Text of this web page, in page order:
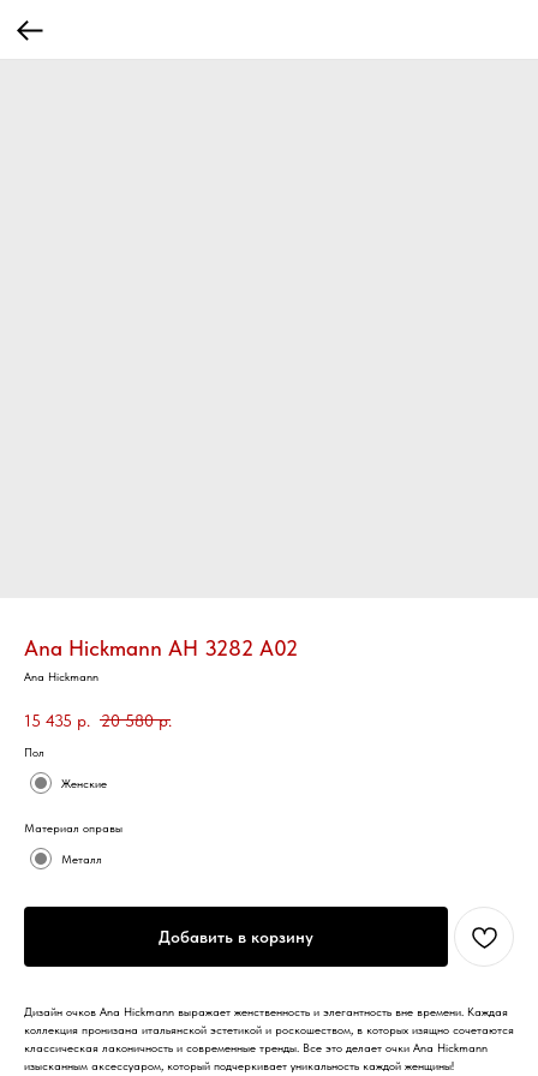
Ana Hickmann AH 3282 A02
Ana Hickmann
15 435 р. 20 580 р.
Пол
Женские
Материал оправы
Металл
Добавить в корзину
Дизайн очков Ana Hickmann выражает женственность и элегантность вне времени. Каждая
коллекция пронизана итальянской эстетикой и роскошеством, в которых изящно сочетаются
классическая лаконичность и современные тренды. Все это делает очки Ana Hickmann
изысканным аксессуаром, который подчеркивает уникальность каждой женщины!